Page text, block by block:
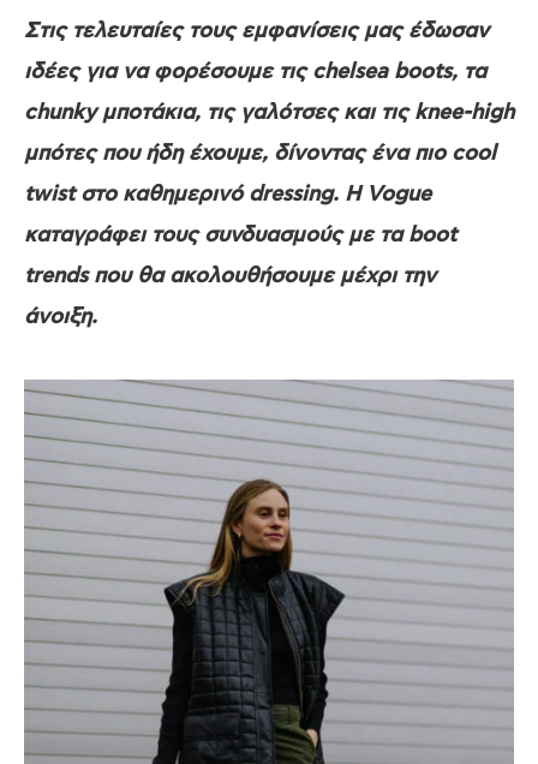
Στις τελευταίες τους εμφανίσεις μας έδωσαν
ιδέες για να φορέσουμε τις chelsea boots, τα
chunky μποτάκια, τις γαλότσες και τις knee-high
μπότες που ήδη έχουμε, δίνοντας ένα πιο cool
twist στο καθημερινό dressing. H Vogue
καταγράφει τους συνδυασμούς με τα boot
trends που θα ακολουθήσουμε μέχρι την
άνοιξη.